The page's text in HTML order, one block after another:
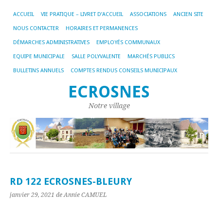
ACCUEIL VIE PRATIQUE – LIVRET D’ACCUEIL ASSOCIATIONS ANCIEN SITE
NOUS CONTACTER HORAIRES ET PERMANENCES
DÉMARCHES ADMINISTRATIVES EMPLOYÉS COMMUNAUX
EQUIPE MUNICIPALE SALLE POLYVALENTE MARCHÉS PUBLICS
BULLETINS ANNUELS COMPTES RENDUS CONSEILS MUNICIPAUX
ECROSNES
Notre village
RD 122 ECROSNES-BLEURY
janvier 29, 2021 de Annie CAMUEL